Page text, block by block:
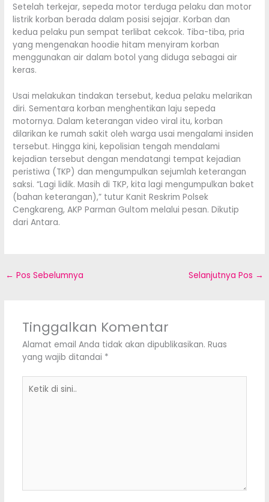
Setelah terkejar, sepeda motor terduga pelaku dan motor
listrik korban berada dalam posisi sejajar. Korban dan
kedua pelaku pun sempat terlibat cekcok. Tiba-tiba, pria
yang mengenakan hoodie hitam menyiram korban
menggunakan air dalam botol yang diduga sebagai air
keras.
Usai melakukan tindakan tersebut, kedua pelaku melarikan
diri. Sementara korban menghentikan laju sepeda
motornya. Dalam keterangan video viral itu, korban
dilarikan ke rumah sakit oleh warga usai mengalami insiden
tersebut. Hingga kini, kepolisian tengah mendalami
kejadian tersebut dengan mendatangi tempat kejadian
peristiwa (TKP) dan mengumpulkan sejumlah keterangan
saksi. “Lagi lidik. Masih di TKP, kita lagi mengumpulkan baket
(bahan keterangan),” tutur Kanit Reskrim Polsek
Cengkareng, AKP Parman Gultom melalui pesan. Dikutip
dari Antara.
← Pos Sebelumnya Selanjutnya Pos →
Tinggalkan Komentar
Alamat email Anda tidak akan dipublikasikan. Ruas
yang wajib ditandai *